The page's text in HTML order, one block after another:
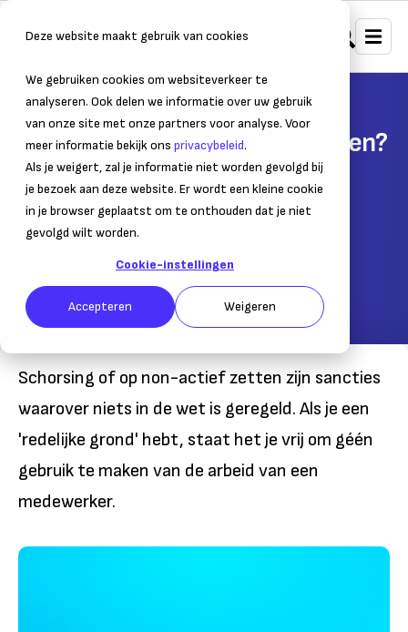
Deze website maakt gebruik van cookies
We gebruiken cookies om websiteverkeer te
analyseren. Ook delen we informatie over uw gebruik
van onze site met onze partners voor analyse. Voor
meer informatie bekijk ons privacybeleid.
Als je weigert, zal je informatie niet worden gevolgd bij
je bezoek aan deze website. Er wordt een kleine cookie
in je browser geplaatst om te onthouden dat je niet
gevolgd wilt worden.
Cookie-instellingen
Accepteren Weigeren
Home Personeel Arbeidscontracten
Mag ik mijn medewerker schorsen?
Wat zijn de regels omtrent het schorsen van
personeel?
– Leestijd:
min.
Laatst bijgewerkt:10 mei 2017
Schorsing of op non-actief zetten zijn sancties
waarover niets in de wet is geregeld. Als je een
'redelijke grond' hebt, staat het je vrij om géén
gebruik te maken van de arbeid van een
medewerker.